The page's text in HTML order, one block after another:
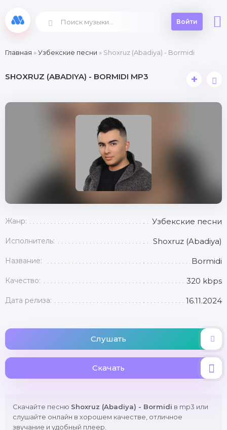
Войти
Главная »Узбекские песни » Shoxruz (Abadiya) - Bormidi
SHOXRUZ (ABADIYA) - BORMIDI MP3 +
Жанр: Узбекские песни
Исполнитель: Shoxruz (Abadiya)
Название: Bormidi
Качество: 320 kbps
Дата релиза: 16.11.2024
Слушать
Скачать
Скачайте песню Shoxruz (Abadiya) - Bormidi в mp3 или
слушайте онлайн в хорошем качестве, отличное
звучание и удобный плеер.